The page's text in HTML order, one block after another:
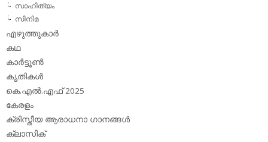
സാഹിത്യം
സിനിമ
എഴുത്തുകാര്‍
കഥ
കാര്‍ട്ടൂണ്‍
കൃതികള്‍
കെ.എല്‍.എഫ് 2025
കേരളം
ക്രിസ്തീയ ആരാധനാ ഗാനങ്ങള്‍
ക്ലാസിക്‌